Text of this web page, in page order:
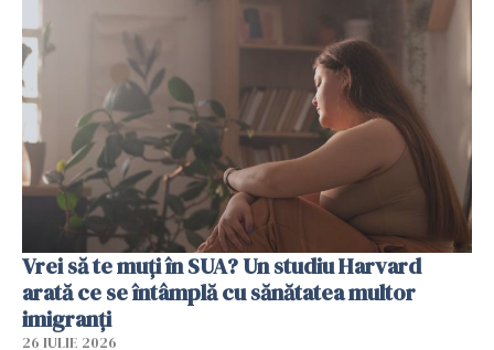
Vrei să te muți în SUA? Un studiu Harvard
arată ce se întâmplă cu sănătatea multor
imigranți
26 IULIE 2026